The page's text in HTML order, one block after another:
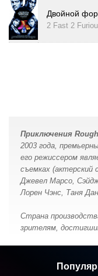
Двойной
2 Fast 2
Приключения
2003 года,
его режиссером
съемках (актерский
Джевел Марсо,
Лорен Чэнс, Таня
Страна
зрителям,